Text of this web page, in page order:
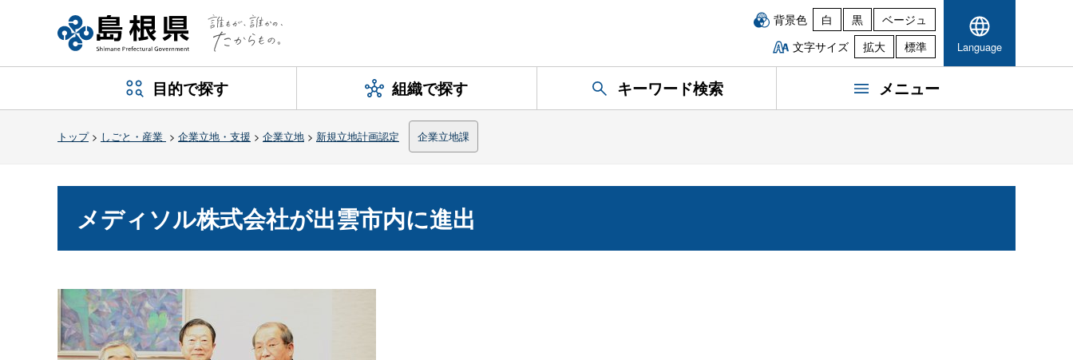
背景色 白 黒
ベージュ
文字サイズ
拡大 標準 Language
目的で探す 組織で探す キーワード検索 メニュー
トップ> しごと・産業 > 企業立地・支援 > 企業立地 > 新規立地計画認定 企業立地課
メディソル株式会社が出雲市内に進出